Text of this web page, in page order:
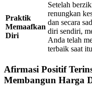
Praktik
Memaafkan
Diri
Setelah
renungkan
dan secara
diri sendiri,
Anda telah
terbaik saat
Afirmasi Positif
Membangun Harga